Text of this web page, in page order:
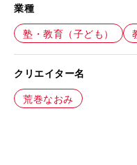
業種
塾・教育（子ども）
クリエイター名
荒巻なおみ